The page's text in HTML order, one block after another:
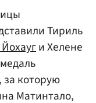
Тириль
и Хелене
которую
Матинтало,